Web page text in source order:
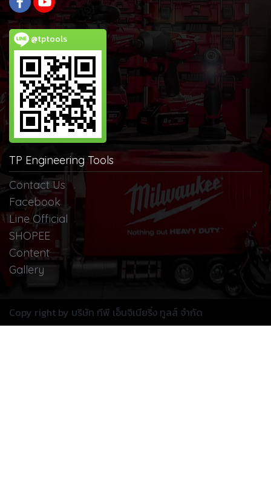
@tptools
TP Engineering Tools
Contact Us
Facebook
Line Official
SHOPEE
Content
Gallery
Copy right by บริษัท ทีพี เอ็นจิเนียริ่ง ทูลส์ จำกัด